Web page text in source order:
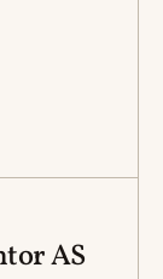
AS